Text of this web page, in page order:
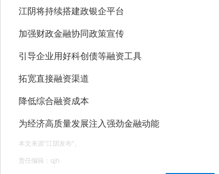
江阴将持续搭建政银企平台
加强财政金融协同政策宣传
引导企业用好科创债等融资工具
拓宽直接融资渠道
降低综合融资成本
为经济高质量发展注入强劲金融动能
本文来源"江阴发布"。
责任编辑：qjh